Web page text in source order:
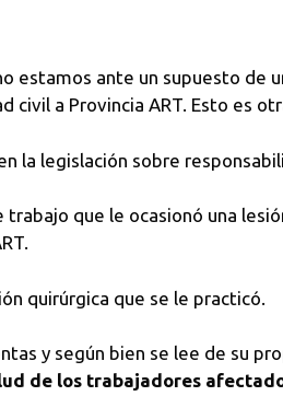
estamos ante un supuesto de
civil a Provincia ART. Esto es
la legislación sobre
que le ocasionó una
quirúrgica que se le practicó.
y según bien se lee de su
de los trabajadores